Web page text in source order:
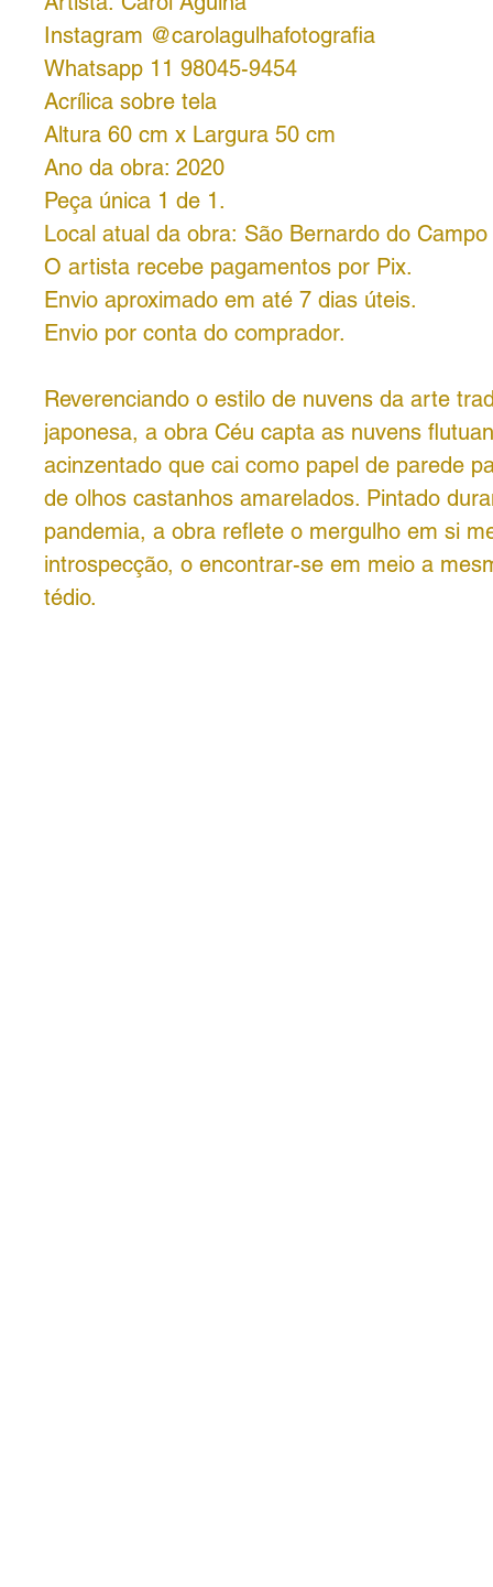
Instagram @carolagulhafotografia
Whatsapp 11 98045-9454
Acrílica sobre tela
Altura 60 cm x Largura 50 cm
Ano da obra: 2020
Peça única 1 de 1.
Local atual da obra: São Bernardo do
O artista recebe pagamentos por Pix.
Envio aproximado em até 7 dias úteis.
Envio por conta do comprador.
Reverenciando o estilo de nuvens da arte
japonesa, a obra Céu capta as nuvens
acinzentado que cai como papel de parede
de olhos castanhos amarelados. Pintado
pandemia, a obra reflete o mergulho em si
introspecção, o encontrar-se em meio a
tédio.